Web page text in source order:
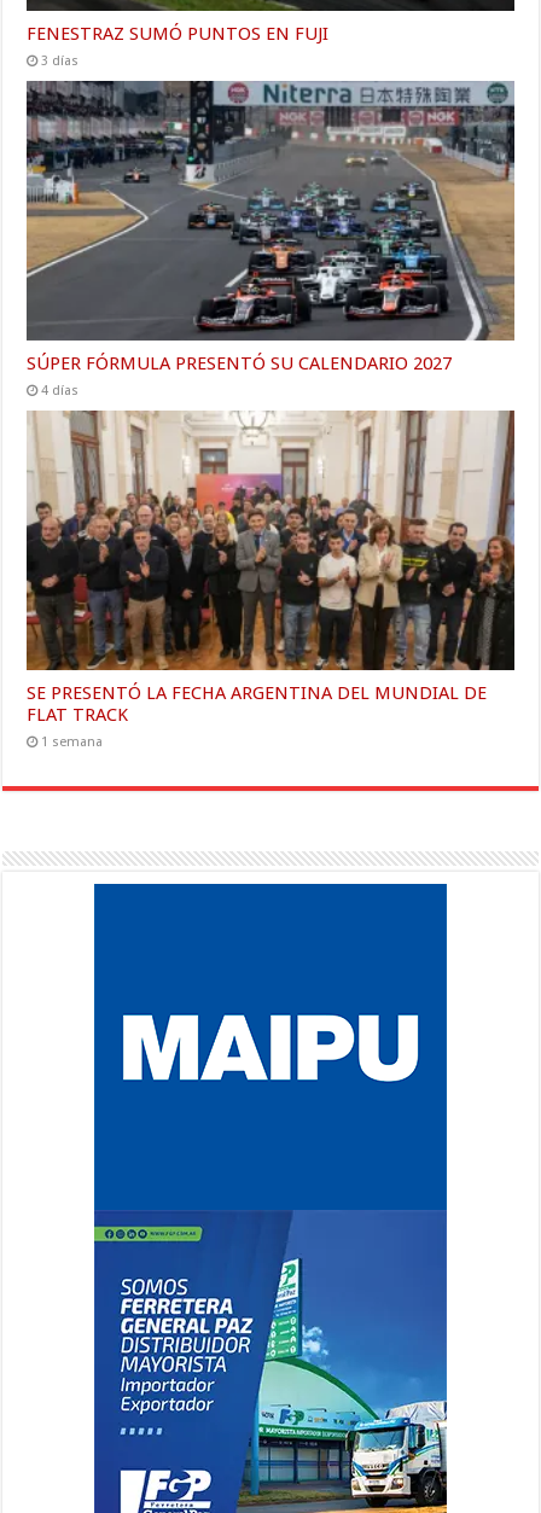
FENESTRAZ SUMÓ PUNTOS EN FUJI
3 días
SÚPER FÓRMULA PRESENTÓ SU CALENDARIO 2027
4 días
SE PRESENTÓ LA FECHA ARGENTINA DEL MUNDIAL DE
FLAT TRACK
1 semana